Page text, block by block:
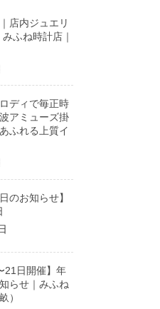
店内ジュエリ
ふね時計店｜
ディで毎正時
アミューズ掛
ふれる上質イ
のお知らせ】
21日開催】年
らせ｜みふね
）